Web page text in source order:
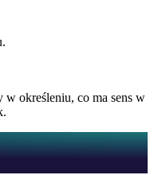
w określeniu, co ma sens w